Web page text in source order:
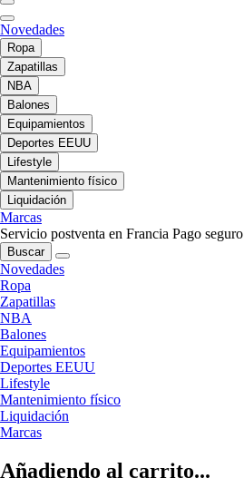
Novedades
Ropa
Zapatillas
NBA
Balones
Equipamientos
Deportes EEUU
Lifestyle
Mantenimiento físico
Liquidación
Marcas
Servicio postventa en Francia Pago seguro
Buscar
Novedades
Ropa
Zapatillas
NBA
Balones
Equipamientos
Deportes EEUU
Lifestyle
Mantenimiento físico
Liquidación
Marcas
Añadiendo al carrito...